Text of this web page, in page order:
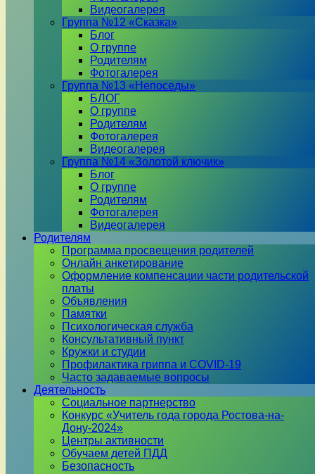
Видеогалерея
Группа №12 «Сказка»
Блог
О группе
Родителям
Фотогалерея
Группа №13 «Непоседы»
БЛОГ
О группе
Родителям
Фотогалерея
Видеогалерея
Группа №14 «Золотой ключик»
Блог
О группе
Родителям
Фотогалерея
Видеогалерея
Родителям
Программа просвещения родителей
Онлайн анкетирование
Оформление компенсации части родительской
платы
Объявления
Памятки
Психологическая служба
Консультативный пункт
Кружки и студии
Профилактика гриппа и COVID-19
Часто задаваемые вопросы
Деятельность
Социальное партнерство
Конкурс «Учитель года города Ростова-на-
Дону-2024»
Центры активности
Обучаем детей ПДД
Безопасность